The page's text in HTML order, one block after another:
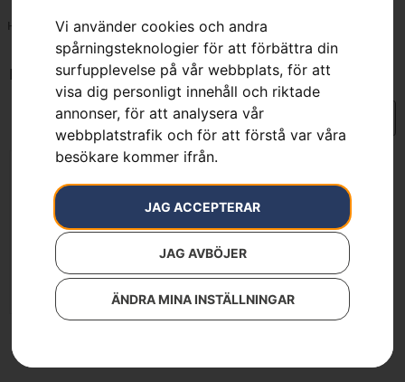
Vi använder cookies och andra
spårningsteknologier för att förbättra din
surfupplevelse på vår webbplats, för att
visa dig personligt innehåll och riktade
annonser, för att analysera vår
webbplatstrafik och för att förstå var våra
besökare kommer ifrån.
JAG ACCEPTERAR
JAG AVBÖJER
ÄNDRA MINA INSTÄLLNINGAR
Hem 7392930879782
Endast ett sökresultat
Husqvarna klätterrep
3 190kr
Läs mer